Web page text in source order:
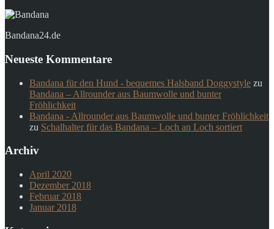
Bandana24.de
Neueste Kommentare
Bandana für den Hund - bequemes Halsband Doggystyle zu
Bandana – Allrounder aus Baumwolle und bunter
Fröhlichkeit
Bandana - Allrounder aus Baumwolle und bunter Fröhlichkeit
zu Schalhalter für das Bandana – Loch an Loch sortiert
Archiv
April 2020
Dezember 2018
Februar 2018
Januar 2018